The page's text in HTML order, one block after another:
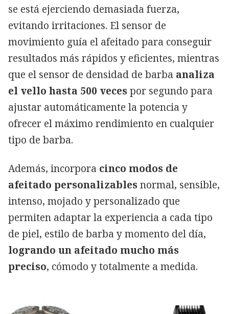
se está ejerciendo demasiada fuerza,
evitando irritaciones. El sensor de
movimiento guía el afeitado para conseguir
resultados más rápidos y eficientes, mientras
que el sensor de densidad de barba analiza
el vello hasta 500 vecespor segundo para
ajustar automáticamente la potencia y
ofrecer el máximo rendimiento en cualquier
tipo de barba.
Además, incorpora cinco modos de
afeitado personalizablesnormal, sensible,
intenso, mojado y personalizado que
permiten adaptar la experiencia a cada tipo
de piel, estilo de barba y momento del día,
logrando un afeitado mucho más
preciso, cómodo y totalmente a medida.